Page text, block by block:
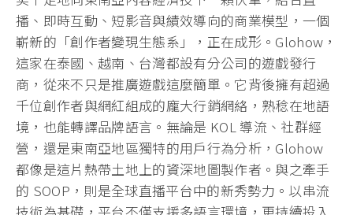
播、即時互動、短影音與績效導向的商業模型，一個
嶄新的「創作者變現生態系」，正在成形。Glohow，
這家在泰國、越南、台灣都設有分公司的遊戲發行
商，從來不只是推廣遊戲這麼簡單。它背後擁有超過
千位創作者與網紅組成的龐大行銷網絡，熟稔在地語
境，也能轉譯品牌語言。無論是 KOL 導流、社群經
營，還是東南亞地區獨特的用戶行為分析，Glohow
都像是這片熱帶土地上的資深地圖製作者。與之牽手
的 SOOP，則是全球直播平台中的新秀勢力。以串流